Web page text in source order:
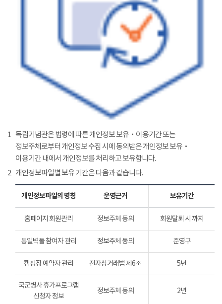
1 독립기념관은 법령에 따른 개인정보 보유‧이용기간 또는
정보주체로부터 개인정보 수집 시에 동의받은 개인정보 보유‧
이용기간 내에서 개인정보를 처리하고 보유합니다.
2 개인정보파일별 보유 기간은 다음과 같습니다.
개인정보파일의 명칭 운영근거 보유기간
홈페이지 회원관리 정보주체 동의 회원탈퇴 시 까지
통일벽돌 참여자 관리 정보주체 동의 준영구
캠핑장 예약자 관리 전자상거래법 제6조 5년
국군병사 휴가프로그램
신청자 정보
정보주체 동의 2년